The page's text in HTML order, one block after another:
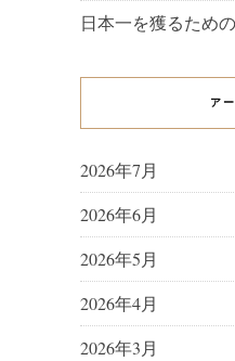
日本一を獲るため
ア
2026年7月
2026年6月
2026年5月
2026年4月
2026年3月